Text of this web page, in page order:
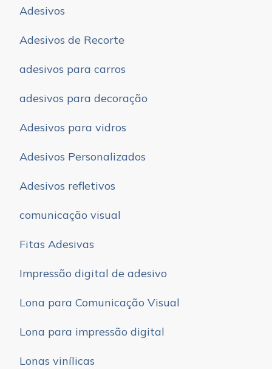
Adesivos
Adesivos de Recorte
adesivos para carros
adesivos para decoração
Adesivos para vidros
Adesivos Personalizados
Adesivos refletivos
comunicação visual
Fitas Adesivas
Impressão digital de adesivo
Lona para Comunicação Visual
Lona para impressão digital
Lonas vinílicas